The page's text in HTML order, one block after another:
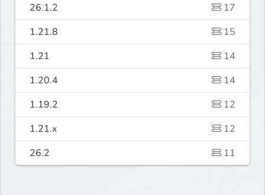
26.1.2
17
1.21.8
15
1.21
14
1.20.4
14
1.19.2
12
1.21.x
12
26.2
11